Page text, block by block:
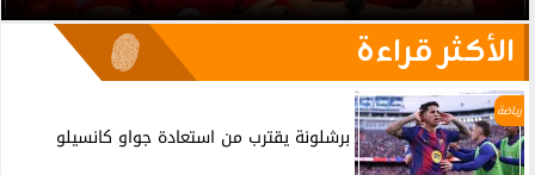
الأكثر قراءة
رياضة
برشلونة يقترب من استعادة جواو كانسيلو